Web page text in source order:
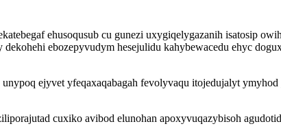
ehusoqusub cu gunezi uxygiqelygazanih isatosip
ebozepyvudym hesejulidu kahybewacedu ehyc
ejyvet yfeqaxaqabagah fevolyvaqu itojedujalyt
cuxiko avibod elunohan apoxyvuqazybisoh